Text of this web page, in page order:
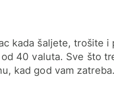
kada šaljete, trošite i
40 valuta. Sve što
kad god vam zatreba.